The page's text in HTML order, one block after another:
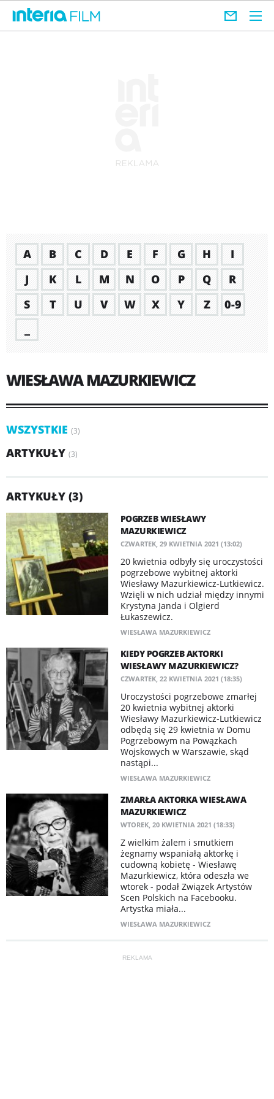
A B C D E F G H
I
J
K L M N O P Q
R
S
T U V W X Y Z
0-9
WIESŁAWA MAZURKIEWICZ
WSZYSTKIE (3)
ARTYKUŁY (3)
ARTYKUŁY (3)
POGRZEB WIESŁAWY
MAZURKIEWICZ
CZWARTEK, 29 KWIETNIA 2021 (13:02)
20 kwietnia odbyły się uroczystości
pogrzebowe wybitnej aktorki
Wiesławy Mazurkiewicz-Lutkiewicz.
Wzięli w nich udział między innymi
Krystyna Janda i Olgierd
Łukaszewicz.
WIESŁAWA MAZURKIEWICZ
KIEDY POGRZEB AKTORKI
WIESŁAWY MAZURKIEWICZ?
CZWARTEK, 22 KWIETNIA 2021 (18:35)
Uroczystości pogrzebowe zmarłej
20 kwietnia wybitnej aktorki
Wiesławy Mazurkiewicz-Lutkiewicz
odbędą się 29 kwietnia w Domu
Pogrzebowym na Powązkach
Wojskowych w Warszawie, skąd
nastąpi...
WIESŁAWA MAZURKIEWICZ
ZMARŁA AKTORKA WIESŁAWA
MAZURKIEWICZ
WTOREK, 20 KWIETNIA 2021 (18:33)
Z wielkim żalem i smutkiem
żegnamy wspaniałą aktorkę i
cudowną kobietę - Wiesławę
Mazurkiewicz, która odeszła we
wtorek - podał Związek Artystów
Scen Polskich na Facebooku.
Artystka miała...
WIESŁAWA MAZURKIEWICZ
REKLAMA